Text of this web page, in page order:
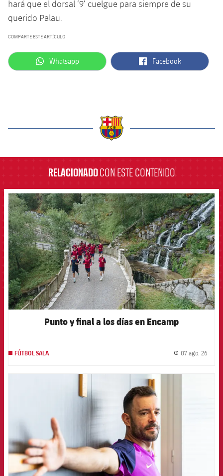
hará que el dorsal ‘9’ cuelgue para siempre de su
querido Palau.
COMPARTE ESTE ARTÍCULO
label.aria.whatsapp
Whatsapp label.aria.facebook
Facebook
RELACIONADOCON ESTE CONTENIDO
FCB Barcelona badge
Punto y final a los días en Encamp
FÚTBOL SALA 07 ago. 26
FCB Barcelona badge